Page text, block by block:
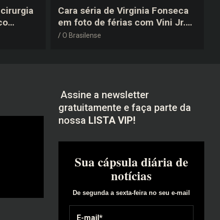
a
Cara séria de Virginia Fonseca
em foto de férias com Vini Jr.
vira piada na web: “Não
O Brasilense
Assine a newsletter
gratuitamente e faça parte da
nossa LISTA VIP!
Sua cápsula diária de
notícias
De segunda a sexta-feira no seu e-mail